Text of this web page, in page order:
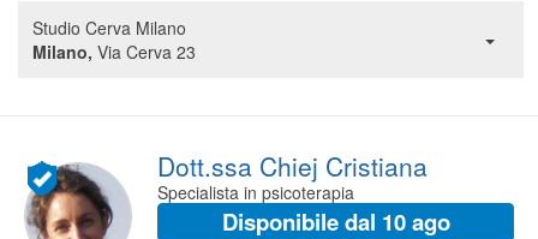
Studio Cerva Milano
Milano, Via Cerva 23
Dott.ssa Chiej Cristiana
Specialista in psicoterapia
Disponibile dal 10 ago